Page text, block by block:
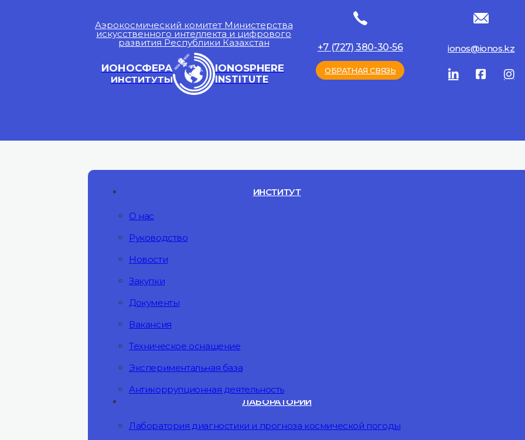
Аэрокосмический комитет Министерства
искусственного интеллекта и цифрового
развития Республики Казахстан
ИОНОСФЕРА
ИНСТИТУТЫ
IONOSPHERE
INSTITUTE
+7 (727) 380-30-56
ОБРАТНАЯ СВЯЗЬ
ionos@ionos.kz
ИНСТИТУТ
О нас
Руководство
Новости
Закупки
Документы
Вакансия
Техническое оснащение
Экспериментальная база
Антикоррупционная деятельность
ЛАБОРАТОРИИ
Лаборатория диагностики и прогноза космической погоды